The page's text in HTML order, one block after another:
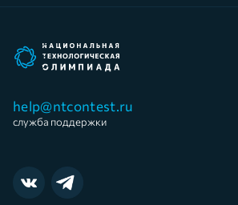
help@ntcontest.ru
служба поддержки